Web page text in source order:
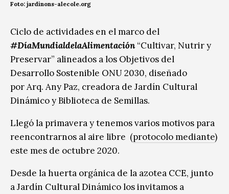
Foto: jardinons-alecole.org
Ciclo de actividades en el marco del
#DíaMundialdelaAlimentación“Cultivar, Nutrir y
Preservar” alineados a los Objetivos del
Desarrollo Sostenible ONU 2030, diseñado
por Arq. Any Paz, creadora de Jardín Cultural
Dinámico y Biblioteca de Semillas.
Llegó la primavera y tenemos varios motivos para
reencontrarnos al aire libre (protocolo mediante)
este mes de octubre 2020.
Desde la huerta orgánica de la azotea CCE, junto
a Jardín Cultural Dinámico los invitamos a